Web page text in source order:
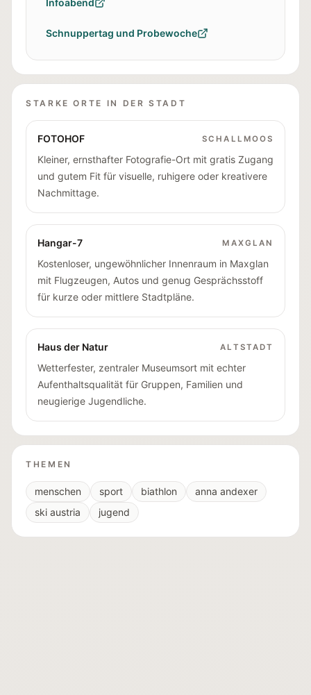
Infoabend
Schnuppertag und Probewoche
STARKE ORTE IN DER STADT
FOTOHOF SCHALLMOOS
Kleiner, ernsthafter Fotografie-Ort mit gratis Zugang
und gutem Fit für visuelle, ruhigere oder kreativere
Nachmittage.
Hangar-7 MAXGLAN
Kostenloser, ungewöhnlicher Innenraum in Maxglan
mit Flugzeugen, Autos und genug Gesprächsstoff
für kurze oder mittlere Stadtpläne.
Haus der Natur ALTSTADT
Wetterfester, zentraler Museumsort mit echter
Aufenthaltsqualität für Gruppen, Familien und
neugierige Jugendliche.
THEMEN
menschen sport biathlon
anna andexer
ski austria
jugend